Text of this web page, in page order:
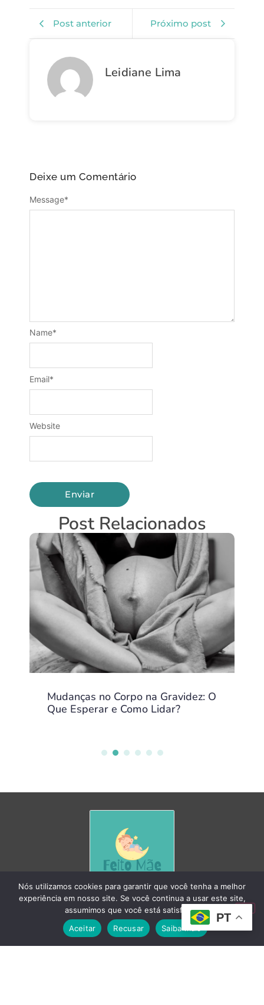
Post anterior Próximo post
Leidiane Lima
Deixe um Comentário
Message*
Name*
Email*
Website
Post Relacionados
Mudanças no Corpo na Gravidez: O
Que Esperar e Como Lidar?
O Feito Mãe é um espaço feito com carinho para
apoiar mães em todas as fases da maternidade.
CATEGORIAS
Gravidez
PT
Nós utilizamos cookies para garantir que você tenha a melhor
experiência em nosso site. Se você continua a usar este site,
assumimos que você está satisfeito.
Aceitar
Recusar Saiba mais